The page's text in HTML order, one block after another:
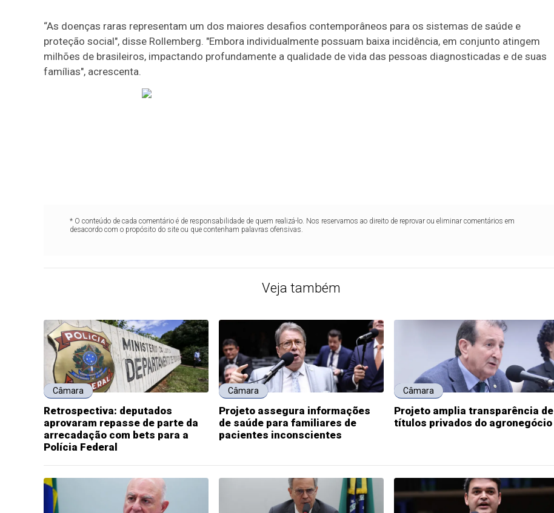
“As doenças raras representam um dos maiores desafios contemporâneos para os sistemas de saúde e
proteção social", disse Rollemberg. "Embora individualmente possuam baixa incidência, em conjunto atingem
milhões de brasileiros, impactando profundamente a qualidade de vida das pessoas diagnosticadas e de suas
famílias", acrescenta.
* O conteúdo de cada comentário é de responsabilidade de quem realizá-lo. Nos reservamos ao direito de reprovar ou eliminar comentários em
desacordo com o propósito do site ou que contenham palavras ofensivas.
Veja também
Câmara
Retrospectiva: deputados
aprovaram repasse de parte da
arrecadação com bets para a
Polícia Federal
Câmara
Projeto assegura informações
de saúde para familiares de
pacientes inconscientes
Câmara
Projeto amplia transparência de
títulos privados do agronegócio